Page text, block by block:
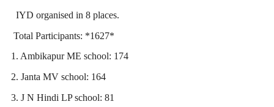
IYD organised in 8 places.
Total Participants: *1627*
1. Ambikapur ME school: 174
2. Janta MV school: 164
3. J N Hindi LP school: 81